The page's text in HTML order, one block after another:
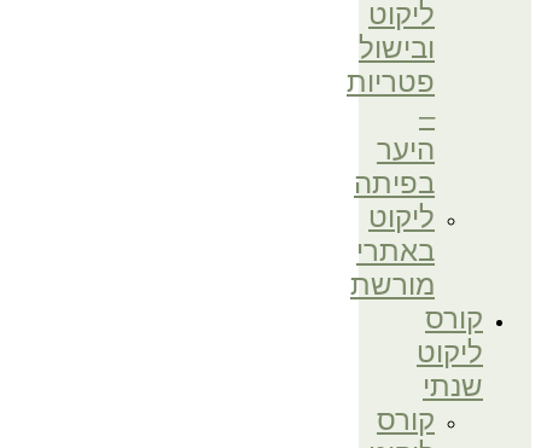
ליקוט
ובישול
פטריות
–
היער
בפיתה
ליקוט
באתרי
מורשת
קורס
ליקוט
שנתי
קורס